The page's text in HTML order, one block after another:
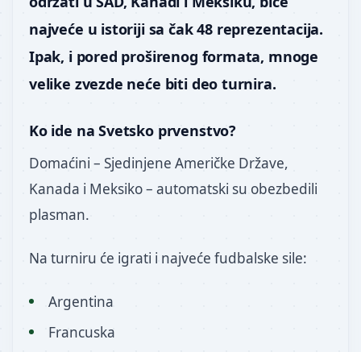
najveće u istoriji sa čak 48 reprezentacija.
Ipak, i pored proširenog formata, mnoge
velike zvezde neće biti deo turnira.
Ko ide na Svetsko prvenstvo?
Domaćini – Sjedinjene Američke Države,
Kanada i Meksiko – automatski su obezbedili
plasman.
Na turniru će igrati i najveće fudbalske sile:
Argentina
Francuska